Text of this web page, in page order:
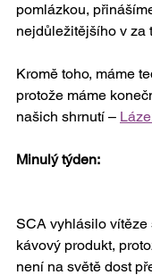
pomlázkou,
nejdůležitějšího v za
Kromě toho, máme
protože máme
našich shrnutí –
Minulý týden:
SCA vyhlásilo
kávový produkt,
není na světě dost